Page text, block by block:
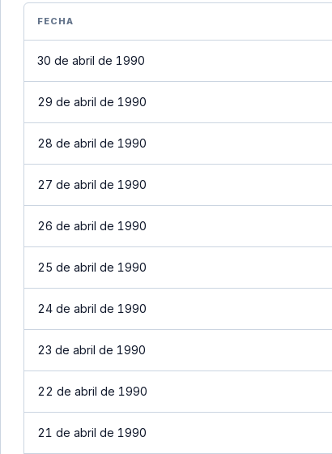
FECHA
30 de abril de 1990
29 de abril de 1990
28 de abril de 1990
27 de abril de 1990
26 de abril de 1990
25 de abril de 1990
24 de abril de 1990
23 de abril de 1990
22 de abril de 1990
21 de abril de 1990